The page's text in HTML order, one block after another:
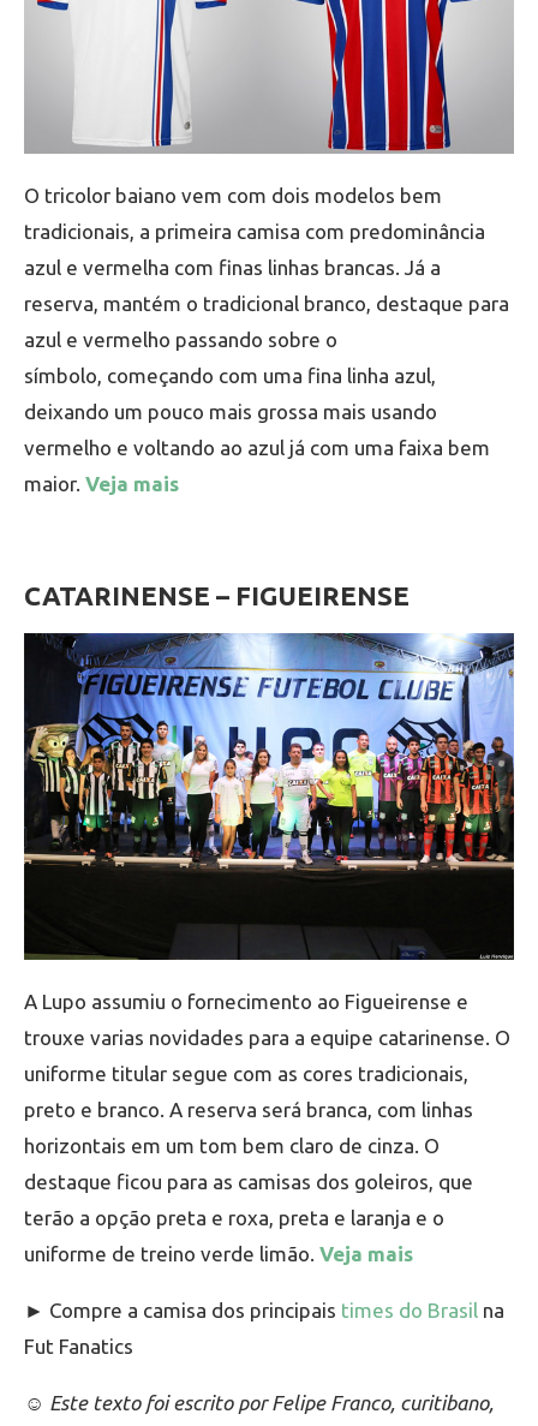
O tricolor baiano vem com dois modelos bem
tradicionais, a primeira camisa com predominância
azul e vermelha com finas linhas brancas. Já a
reserva, mantém o tradicional branco, destaque para
azul e vermelho passando sobre o
símbolo, começando com uma fina linha azul,
deixando um pouco mais grossa mais usando
vermelho e voltando ao azul já com uma faixa bem
maior. Veja mais
CATARINENSE – FIGUEIRENSE
A Lupo assumiu o fornecimento ao Figueirense e
trouxe varias novidades para a equipe catarinense. O
uniforme titular segue com as cores tradicionais,
preto e branco. A reserva será branca, com linhas
horizontais em um tom bem claro de cinza. O
destaque ficou para as camisas dos goleiros, que
terão a opção preta e roxa, preta e laranja e o
uniforme de treino verde limão. Veja mais
► Compre a camisa dos principais times do Brasil na
Fut Fanatics
☺ Este texto foi escrito por Felipe Franco, curitibano,